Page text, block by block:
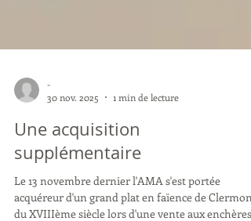
30 nov. 2025
1 min de lecture
Une acquisition
supplémentaire